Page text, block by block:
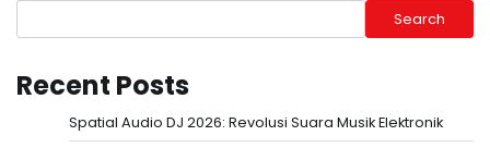
Search
Recent Posts
Spatial Audio DJ 2026: Revolusi Suara Musik Elektronik